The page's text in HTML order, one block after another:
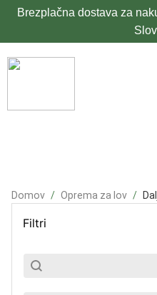
Brezplačna dostava za
Domov Oprema za lov
Filtri
SubSearch
Search content